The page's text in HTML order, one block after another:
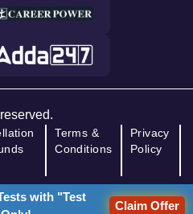
Terms &
Conditions
Privacy
Policy
with "Test
Claim Offer